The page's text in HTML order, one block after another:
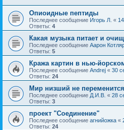
Опиоидные пептиды
Последнее сообщение Игорь Л. «
Ответы: 4
Какая музыка питает и
Последнее сообщение Аарон
Ответы: 5
Кража картин в нью-
Последнее сообщение Andrej « 30
Ответы: 24
Мир низший не переменится
Последнее сообщение Д.И.В. « 28
Ответы: 3
проект "Соединение"
Последнее сообщение агнийожка «
Ответы: 24